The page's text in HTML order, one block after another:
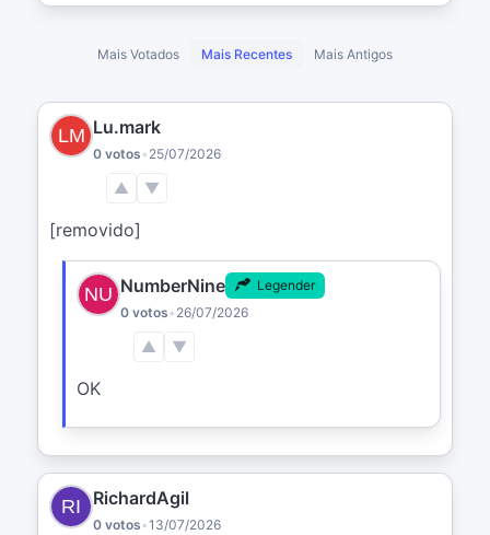
Mais Votados Mais Recentes Mais Antigos
Lu.mark
0 votos • 25/07/2026
▲ ▼
[removido]
NumberNine
Legender
0 votos • 26/07/2026
▲ ▼
OK
RichardAgil
0 votos •13/07/2026